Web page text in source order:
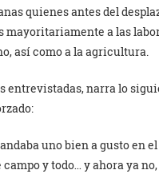
quienes antes del
mayoritariamente a las
así como a la agricultura.
entrevistadas, narra lo
uno bien a gusto en
campo y todo… y ahora ya